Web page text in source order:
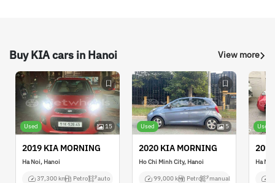
Buy KIA cars in Hanoi View more
Used 15
2019 KIA MORNING
Ha Noi, Hanoi
37,300 km Petrol auto
Used 5
2020 KIA MORNING
Ho Chi Minh City, Hanoi
99,000 km Petrol manual
Used
Ha